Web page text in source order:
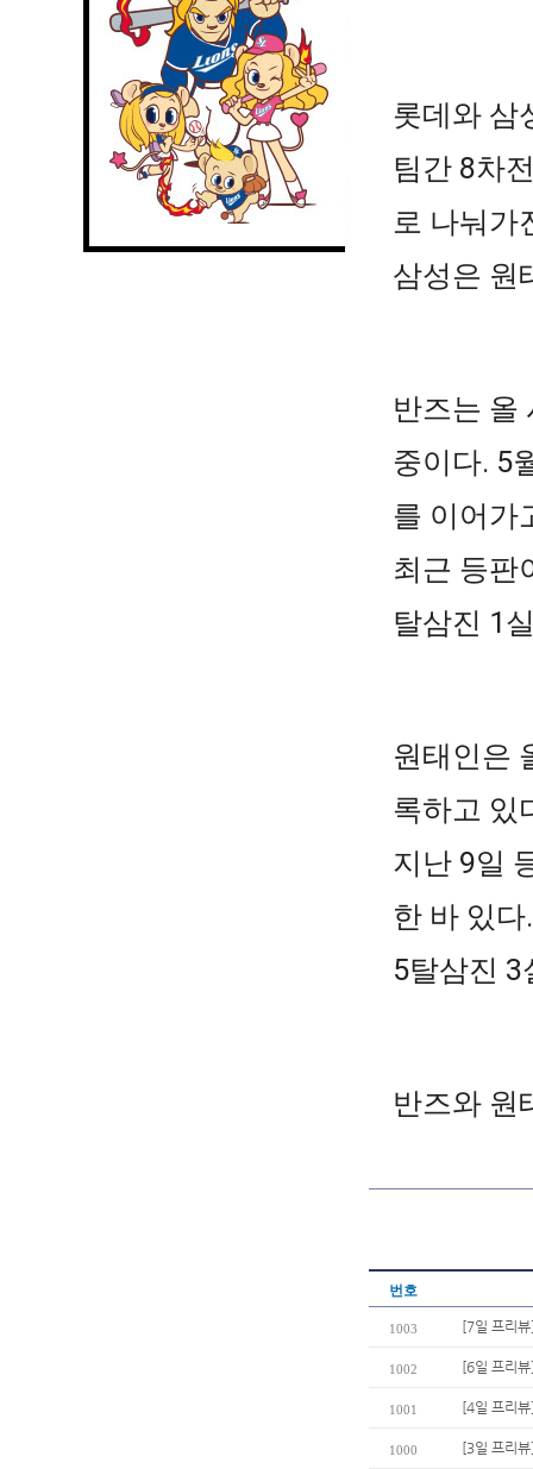
롯데와 삼
팀간 8차
로 나눠가
삼성은 원
반즈는 올
중이다. 5
를 이어가
최근 등판
탈삼진 1
원태인은
록하고 있
지난 9일
한 바 있
5탈삼진 3
반즈와 원
번호
1003 [7일 프리
1002 [6일 프리
1001 [4일 프리
1000 [3일 프리